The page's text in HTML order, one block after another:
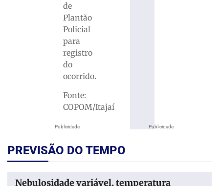
Publicidade
de
Plantão
Policial
para
registro
do
ocorrido.
Fonte:
COPOM/Itajaí
Publicidade
PREVISÃO DO TEMPO
Nebulosidade variável, temperatura